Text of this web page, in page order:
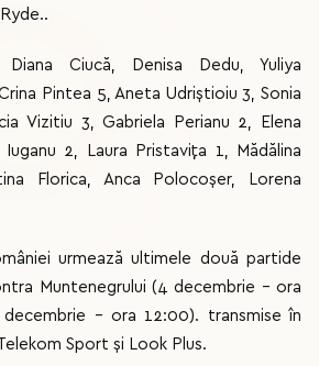
Diana Ciucă, Denisa Dedu, Yuliya
Pintea 5, Aneta Udriștioiu 3, Sonia
Vizitiu 3, Gabriela Perianu 2, Elena
Iuganu 2, Laura Pristavița 1, Mădălina
Florica, Anca Polocoșer, Lorena
urmează ultimele două partide
Muntenegrului (4 decembrie - ora
- ora 12:00). transmise în
Sport și Look Plus.